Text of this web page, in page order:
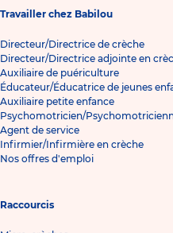
Travailler chez Babilou
Directeur/Directrice de crèche
Directeur/Directrice adjointe en
Auxiliaire de puériculture
Éducateur/Éducatrice de jeunes
Auxiliaire petite enfance
Psychomotricien/
Agent de service
Infirmier/Infirmière en crèche
Nos offres d'emploi
Raccourcis